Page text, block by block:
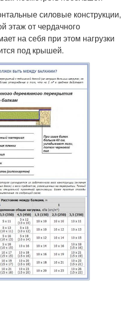
силовые конструкции,
этаж от чердачного
на себя при этом нагрузки
под крышей.